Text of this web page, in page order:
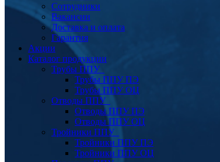
Сотрудники
Вакансии
Доставка и оплата
Гарантия
Акции
Каталог продукции
Трубы ППУ
Трубы ППУ ПЭ
Трубы ППУ ОЦ
Отводы ППУ
Отводы ППУ ПЭ
Отводы ППУ ОЦ
Тройники ППУ
Тройники ППУ ПЭ
Тройники ППУ ОЦ